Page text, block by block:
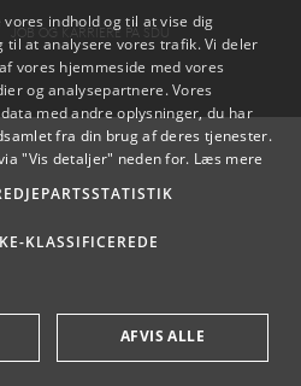
JOB OG KARRIERE PÅ SDU
DANISH
DANISH
indhold og til at vise dig
at analysere vores trafik. Vi deler
vores hjemmeside med vores
og analysepartnere. Vores
med andre oplysninger, du har
fra din brug af deres tjenester.
"Vis detaljer" neden for. Læs mere
KLASSIFICEREDE
AFVIS ALLE